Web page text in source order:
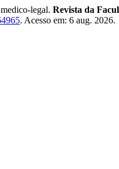
legal. Revista da
. Acesso em: 6 aug. 2026.